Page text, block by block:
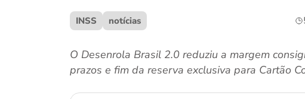
INSS notícias
O Desenrola Brasil 2.0 reduziu a margem
prazos e fim da reserva exclusiva para Cartão